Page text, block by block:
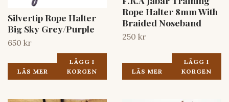
Silvertip Rope Halter
Big Sky Grey/Purple
650 kr
LÄS MER
LÄGG I
KORGEN
Rope Halter 8mm With
Braided Noseband
250 kr
LÄS MER
LÄGG I
KORGEN